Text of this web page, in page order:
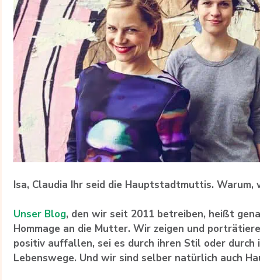
Isa, Claudia Ihr seid die Hauptstadtmuttis. Warum,
Unser Blog, den wir seit 2011 betreiben, heißt
Hommage an die Mutter. Wir zeigen und
positiv auffallen, sei es durch ihren Stil oder durch
Lebenswege. Und wir sind selber natürlich auch